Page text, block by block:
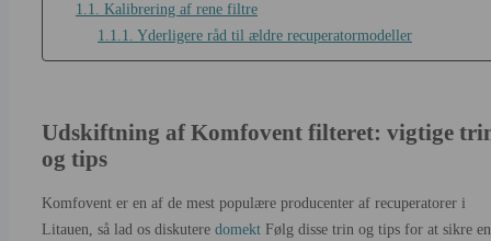
1.1. Kalibrering af rene filtre
1.1.1. Yderligere råd til ældre recuperatormodeller
Udskiftning af Komfovent filteret: vigtige
og tips
Komfovent er en af de mest populære producenter af recuperatorer i
Litauen, så lad os diskutere domekt Følg disse trin og tips for at sikre en